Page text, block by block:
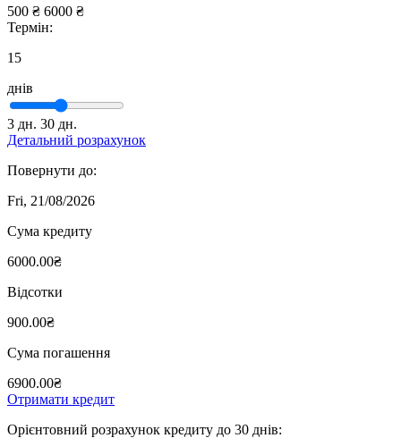
500 ₴ 6000 ₴
Термін:
15
днів
3 дн. 30 дн.
Детальний розрахунок
Повернути до:
Fri, 21/08/2026
Сума кредиту
6000.00₴
Відсотки
900.00₴
Сума погашення
6900.00₴
Отримати кредит
Орієнтовний розрахунок кредиту до 30 днів: